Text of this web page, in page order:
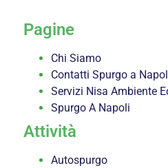
Pagine
Chi Siamo
Contatti Spurgo a
Servizi Nisa Ambiente
Spurgo A Napoli
Attività
Autospurgo